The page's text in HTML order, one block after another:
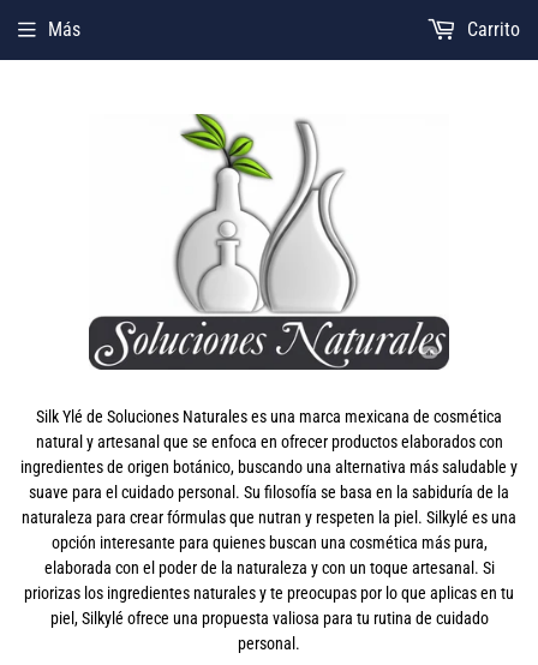
Silk Ylé de Soluciones Naturales es una marca mexicana de cosmética
natural y artesanal que se enfoca en ofrecer productos elaborados con
ingredientes de origen botánico, buscando una alternativa más saludable y
suave para el cuidado personal. Su filosofía se basa en la sabiduría de la
naturaleza para crear fórmulas que nutran y respeten la piel. Silkylé es una
opción interesante para quienes buscan una cosmética más pura,
elaborada con el poder de la naturaleza y con un toque artesanal. Si
priorizas los ingredientes naturales y te preocupas por lo que aplicas en tu
piel, Silkylé ofrece una propuesta valiosa para tu rutina de cuidado
personal.
Más Carrito